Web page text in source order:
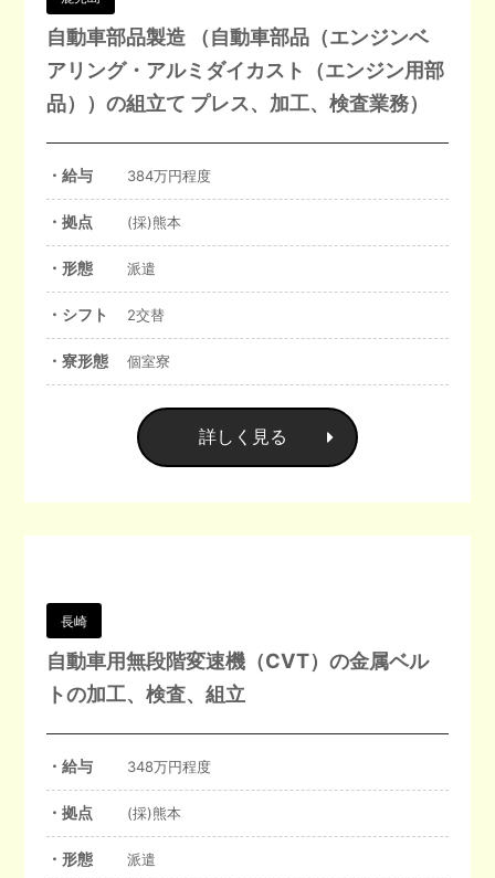
自動車部品製造 （自動車部品（エンジンベ
アリング・アルミダイカスト（エンジン用部
品））の組立て プレス、加工、検査業務）
・給与 384万円程度
・拠点 (採)熊本
・形態 派遣
・シフト 2交替
・寮形態 個室寮
詳しく見る
長崎
自動車用無段階変速機（CVT）の金属ベル
トの加工、検査、組立
・給与 348万円程度
・拠点 (採)熊本
・形態 派遣